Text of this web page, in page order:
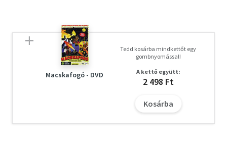
Macskafogó - DVD
Tedd kosárba mindkettőt egy
gombnyomással!
A kettő együtt:
2 498 Ft
Kosárba